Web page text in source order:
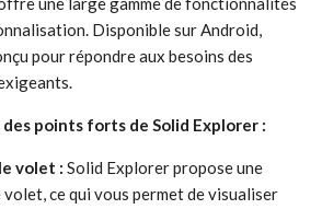
Disponible sur Android,
pour répondre aux besoins des
points forts de Solid Explorer :
volet : Solid Explorer propose une
ce qui vous permet de visualiser